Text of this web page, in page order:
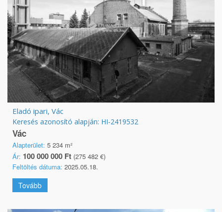
Eladó ipari, Vác
Keresés azonosító alapján: HI-2419532
Vác
Alapterület: 5 234 m²
Ár: 100 000 000 Ft (275 482 €)
Feltöltés dátuma: 2025.05.18.
Tovább